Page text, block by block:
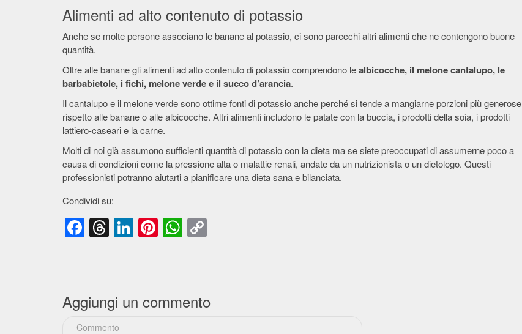
Alimenti ad alto contenuto di potassio
Anche se molte persone associano le banane al potassio, ci sono parecchi altri alimenti che ne contengono buone
quantità.
Oltre alle banane gli alimenti ad alto contenuto di potassio comprendono lealbicocche, il melone cantalupo, le
barbabietole, i fichi, melone verde e il succo d’arancia.
Il cantalupo e il melone verde sono ottime fonti di potassio anche perché si tende a mangiarne porzioni più generose
rispetto alle banane o alle albicocche. Altri alimenti includono le patate con la buccia, i prodotti della soia, i prodotti
lattiero-caseari e la carne.
Molti di noi già assumono sufficienti quantità di potassio con la dieta ma se siete preoccupati di assumerne poco a
causa di condizioni come la pressione alta o malattie renali, andate da un nutrizionista o un dietologo. Questi
professionisti potranno aiutarti a pianificare una dieta sana e bilanciata.
Condividi su:
Facebook
Threads
LinkedIn
Pinterest
WhatsApp
Aggiungi un commento